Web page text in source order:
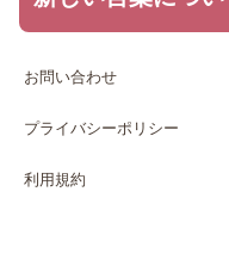
お問い合わせ
プライバシーポリシー
利用規約